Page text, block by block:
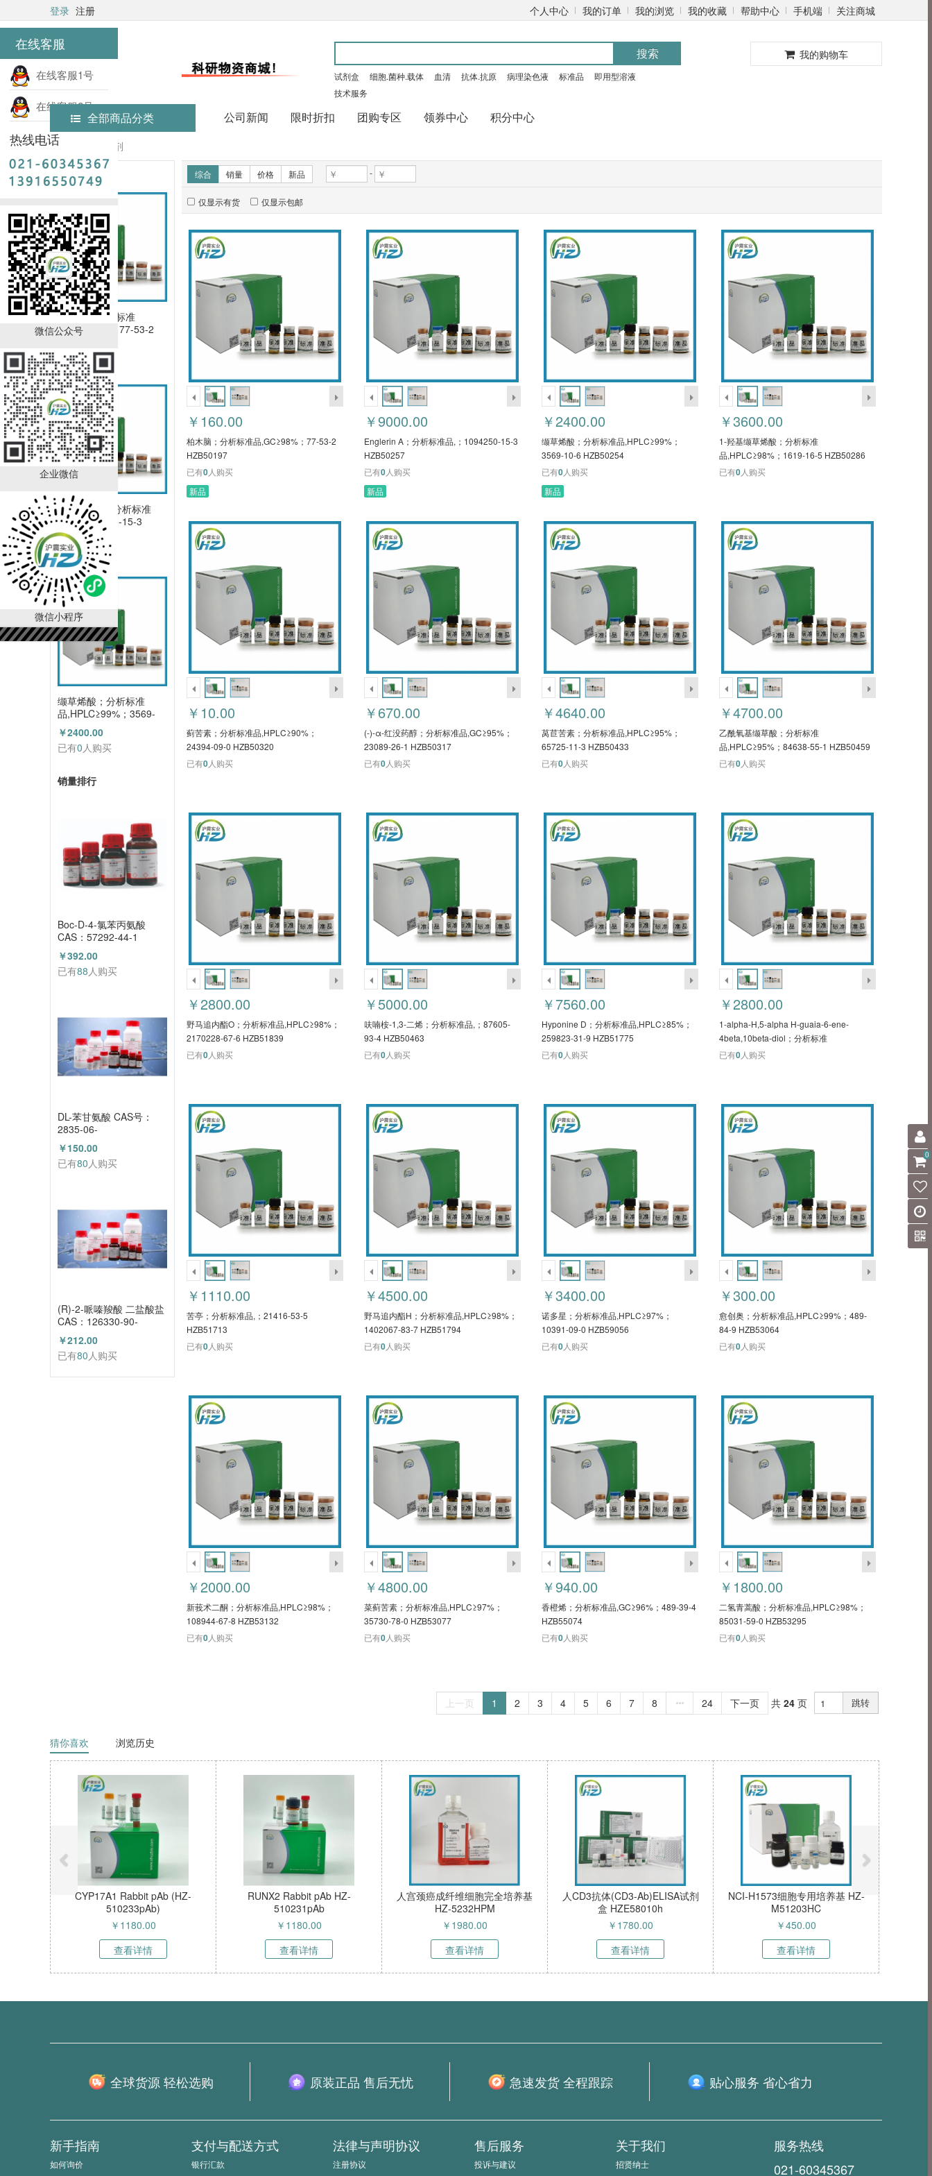
在线客服
在线客服1号
在线客服2号
热线电话
微信公众号
企业微信
微信小程序
登录 注册 个人中心 我的订单 我的浏览 我的收藏 帮助中心 手机端 关注商城
搜索
试剂盒 细胞.菌种.载体 血清 抗体.抗原 病理染色液 标准品
即用型溶液
技术服务
我的购物车
全部商品分类 公司新闻 限时折扣 团购专区 领券中心 积分中心
首页
实验试剂
新品推荐
柏木脑；分析标准
品,GC≥98%；77-53-2
已有0人购买
Englerin A；分析标准
品,；1094250-15-3
HZB50257
￥9000.00
已有0 人购买
缬草烯酸；分析标准
品,HPLC≥99%；3569-
10-6 HZB50254
￥2400.00
已有0人购买
销量排行
Boc-D-4-氯苯丙氨酸
CAS：57292-44-1
（HZ52015591）
￥392.00
已有88人购买
DL-苯甘氨酸 CAS号：
2835-06-
5（HZ52000788）
￥150.00
已有80人购买
(R)-2-哌嗪羧酸 二盐酸盐
CAS：126330-90-
3（HZ52003684）
￥212.00
已有80人购买
综合 销量 价格 新品 -
仅显示有货 仅显示包邮
￥160.00
柏木脑；分析标准品,GC≥98%；77-53-2
HZB50197
已有0人购买
新品
￥9000.00
Englerin A；分析标准品,；1094250-15-3
HZB50257
已有0人购买
新品
￥2400.00
缬草烯酸；分析标准品,HPLC≥99%；
3569-10-6 HZB50254
已有0人购买
新品
￥3600.00
1-羟基缬草烯酸；分析标准
品,HPLC≥98%；1619-16-5 HZB50286
已有0人购买
￥10.00
蓟苦素；分析标准品,HPLC≥90%；
24394-09-0 HZB50320
已有0人购买
￥670.00
(-)-α-红没药醇；分析标准品,GC≥95%；
23089-26-1 HZB50317
已有0人购买
￥4640.00
莴苣苦素；分析标准品,HPLC≥95%；
65725-11-3 HZB50433
已有0人购买
￥4700.00
乙酰氧基缬草酸；分析标准
品,HPLC≥95%；84638-55-1 HZB50459
已有0人购买
￥2800.00
野马追内酯O；分析标准品,HPLC≥98%；
2170228-67-6 HZB51839
已有0人购买
￥5000.00
呋喃桉-1,3-二烯；分析标准品,；87605-
93-4 HZB50463
已有0人购买
￥7560.00
Hyponine D；分析标准品,HPLC≥85%；
259823-31-9 HZB51775
已有0人购买
￥2800.00
1-alpha-H,5-alpha H-guaia-6-ene-
4beta,10beta-diol；分析标准
品,HPLC≥95%；2013537-81-8
已有0人购买
￥1110.00
苦亭；分析标准品,；21416-53-5
HZB51713
已有0人购买
￥4500.00
野马追内酯H；分析标准品,HPLC≥98%；
1402067-83-7 HZB51794
已有0人购买
￥3400.00
诺多星；分析标准品,HPLC≥97%；
10391-09-0 HZB59056
已有0人购买
￥300.00
愈创奥；分析标准品,HPLC≥99%；489-
84-9 HZB53064
已有0人购买
￥2000.00
新莪术二酮；分析标准品,HPLC≥98%；
108944-67-8 HZB53132
已有0人购买
￥4800.00
菜蓟苦素；分析标准品,HPLC≥97%；
35730-78-0 HZB53077
已有0人购买
￥940.00
香橙烯；分析标准品,GC≥96%；489-39-4
HZB55074
已有0人购买
￥1800.00
二氢青蒿酸；分析标准品,HPLC≥98%；
85031-59-0 HZB53295
已有0人购买
上一页 1 2 3 4 5 6 7 8 24 下一页 共 24 页 跳转
猜你喜欢 浏览历史
人CD3抗体(CD3-Ab)ELISA试剂
盒 HZE58010h
1780.00
查看详情
NCI-H1573细胞专用培养基 HZ-
M51203HC
450.00
查看详情
MC-9细胞（小鼠肥大细胞）
HZ-51121MC
4500.00
查看详情
phospho-PPAR alpha (Ser12)
Rabbit pAb HZ-510230pAb
1280.00
查看详情
TFK-1细胞（人胆管癌细胞）
HZ-51837HC
5800.00
查看详情
NIH/3T3-
表达红色荧光
激活蛋白α小
胞）HZ-
全球货源 轻松选购 原装正品 售后无忧 急速发货 全程跟踪 贴心服务 省心省力
新手指南
如何询价
支付与配送方式
银行汇款
法律与声明协议
注册协议
售后服务
投诉与建议
关于我们
招贤纳士
服务热线
021-60345367
0